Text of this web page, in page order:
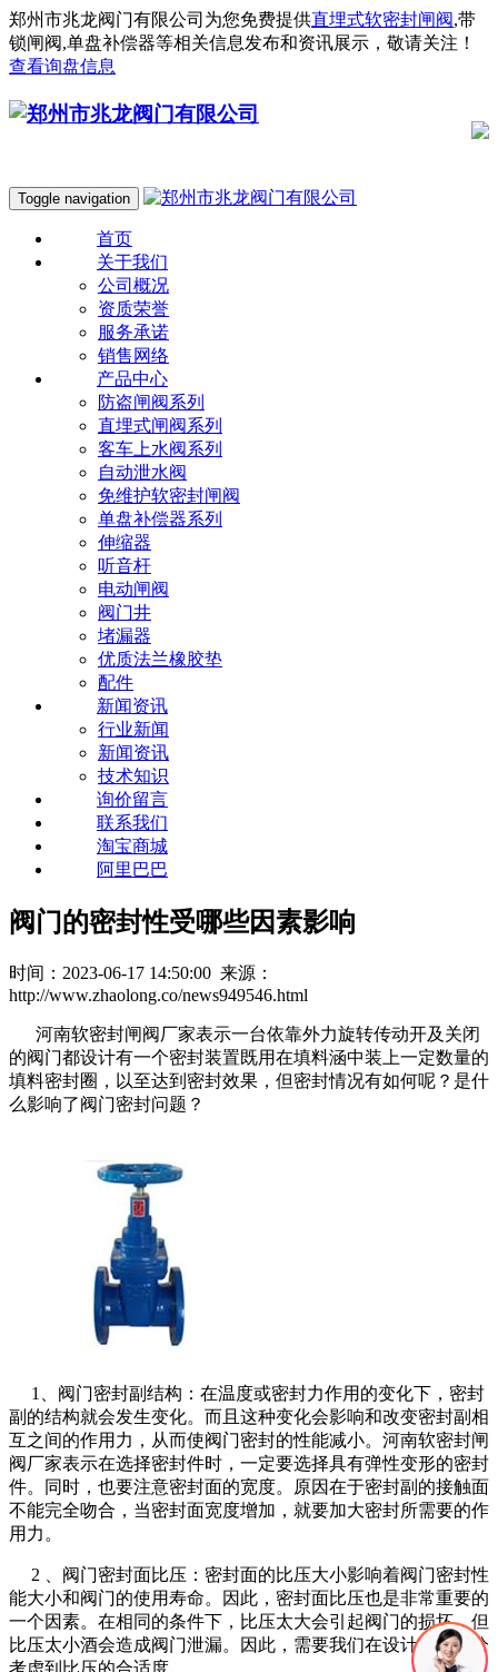
郑州市兆龙阀门有限公司为您免费提供直埋式软密封闸阀,带
锁闸阀,单盘补偿器等相关信息发布和资讯展示，敬请关注！
查看询盘信息
Toggle navigation
首页
关于我们
公司概况
资质荣誉
服务承诺
销售网络
产品中心
防盗闸阀系列
直埋式闸阀系列
客车上水阀系列
自动泄水阀
免维护软密封闸阀
单盘补偿器系列
伸缩器
听音杆
电动闸阀
阀门井
堵漏器
优质法兰橡胶垫
配件
新闻资讯
行业新闻
新闻资讯
技术知识
询价留言
联系我们
淘宝商城
阿里巴巴
阀门的密封性受哪些因素影响
时间：2023-06-17 14:50:00 来源：
http://www.zhaolong.co/news949546.html
河南软密封闸阀厂家表示一台依靠外力旋转传动开及关闭
的阀门都设计有一个密封装置既用在填料涵中装上一定数量的
填料密封圈，以至达到密封效果，但密封情况有如何呢？是什
么影响了阀门密封问题？
1、阀门密封副结构：在温度或密封力作用的变化下，密封
副的结构就会发生变化。而且这种变化会影响和改变密封副相
互之间的作用力，从而使阀门密封的性能减小。河南软密封闸
阀厂家表示在选择密封件时，一定要选择具有弹性变形的密封
件。同时，也要注意密封面的宽度。原因在于密封副的接触面
不能完全吻合，当密封面宽度增加，就要加大密封所需要的作
用力。
2 、阀门密封面比压：密封面的比压大小影响着阀门密封性
能大小和阀门的使用寿命。因此，密封面比压也是非常重要的
一个因素。在相同的条件下，比压太大会引起阀门的损坏，但
比压太小酒会造成阀门泄漏。因此，需要我们在设计时要充分
考虑到比压的合适度。